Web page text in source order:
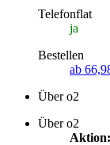
Telefonflat
ja
Bestellen
ab
Über o2
Über o2
Aktion: